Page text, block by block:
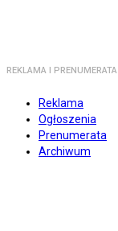
REKLAMA I PRENUMERATA
Reklama
Ogłoszenia
Prenumerata
Archiwum